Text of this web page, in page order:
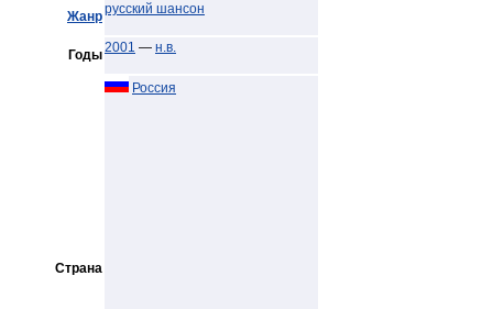
Жанррусский шансон
Годы2001 — н.в.
Страна
Россия